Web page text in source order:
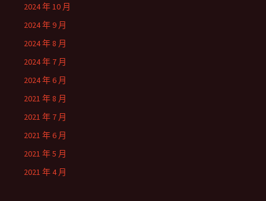
2024 年 10 月
2024 年 9 月
2024 年 8 月
2024 年 7 月
2024 年 6 月
2021 年 8 月
2021 年 7 月
2021 年 6 月
2021 年 5 月
2021 年 4 月